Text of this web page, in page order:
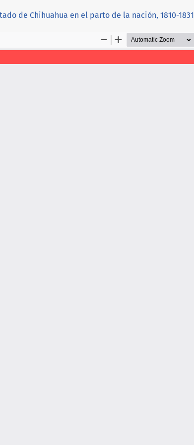
de Chihuahua en el parto de la nación, 1810-1831